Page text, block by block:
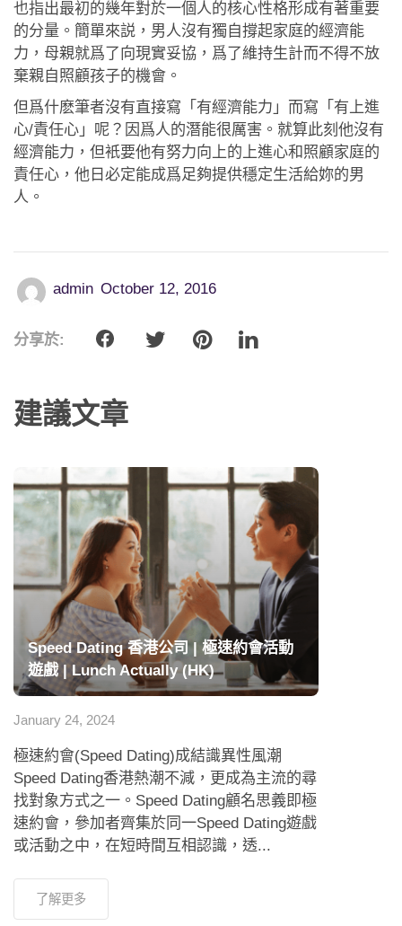
也指出最初的幾年對於一個人的核心性格形成有著重要
的分量。簡單來説，男人沒有獨自撐起家庭的經濟能
力，母親就爲了向現實妥協，爲了維持生計而不得不放
棄親自照顧孩子的機會。
但爲什麽筆者沒有直接寫「有經濟能力」而寫「有上進
心/責任心」呢？因爲人的潛能很厲害。就算此刻他沒有
經濟能力，但衹要他有努力向上的上進心和照顧家庭的
責任心，他日必定能成爲足夠提供穩定生活給妳的男
人。
admin October 12, 2016
分享於:
建議文章
Speed Dating 香港公司 | 極速約會活動
遊戲 | Lunch Actually (HK)
January 24, 2024
極速約會(Speed Dating)成結識異性風潮
Speed Dating香港熱潮不減，更成為主流的尋
找對象方式之一。Speed Dating顧名思義即極
速約會，參加者齊集於同一Speed Dating遊戲
或活動之中，在短時間互相認識，透...
了解更多